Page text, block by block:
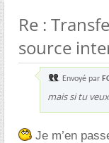
Re :
source
Envoyé par
mais si tu
Je m’en